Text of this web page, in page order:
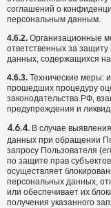
соглашений о
персональным данным.
4.6.2. Организационные
ответственных за
данных, содержащихся
4.6.3. Технические меры:
прошедших процедуру
законодательства РФ,
предупреждения и
4.6.4. В случае
данных при обращении
запросу Пользователя
по защите прав
осуществляет
персональных данных,
или обеспечивает их
получения указанного